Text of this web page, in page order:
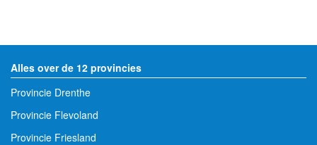
Alles over de 12 provincies
Provincie Drenthe
Provincie Flevoland
Provincie Friesland